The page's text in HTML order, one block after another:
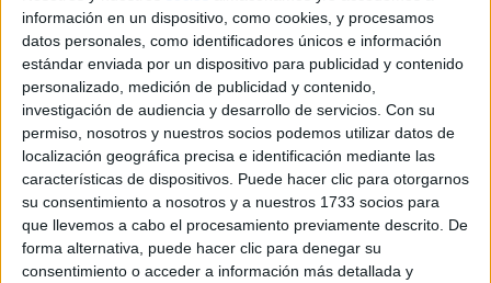
información en un dispositivo, como cookies, y procesamos
datos personales, como identificadores únicos e información
estándar enviada por un dispositivo para publicidad y contenido
personalizado, medición de publicidad y contenido,
investigación de audiencia y desarrollo de servicios. Con su
permiso, nosotros y nuestros socios podemos utilizar datos de
localización geográfica precisa e identificación mediante las
características de dispositivos. Puede hacer clic para otorgarnos
su consentimiento a nosotros y a nuestros 1733 socios para
que llevemos a cabo el procesamiento previamente descrito. De
forma alternativa, puede hacer clic para denegar su
consentimiento o acceder a información más detallada y
Comunidad:
Andalucía
Año del examen:
2013
Mes de examen:
Septiembre
Asignatura:
Análisis Musical II
Fichero Examen:
ex-men-selectividad-lisis-musical-ii-andaluc-2013-
septiembre.pdf